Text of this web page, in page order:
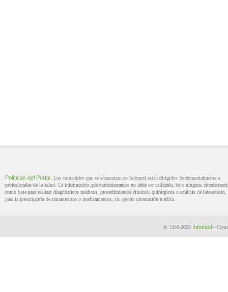
Políticas del Portal . Los contenidos que se encuentran en Infomed están dirigidos fundamentalmente a
profesionales de la salud. La información que suministramos no debe ser utilizada, bajo ninguna
como base para realizar diagnósticos médicos, procedimientos clínicos, quirúrgicos o análisis de laboratorio,
para la prescripción de tratamientos o medicamentos, sin previa orientación médica.
© 1999-2026 Infomed -